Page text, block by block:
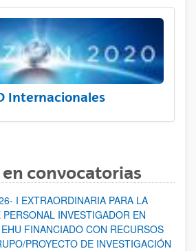
Internacionales
en convocatorias
I EXTRAORDINARIA PARA LA
INVESTIGADOR EN
FINANCIADO CON RECURSOS
PROYECTO DE INVESTIGACIÓN